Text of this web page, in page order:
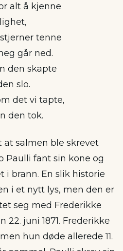
alt å kjenne
tenne
går ned.
den skapte
slo.
det vi tapte,
den tok.
salmen ble skrevet
Paulli fant sin kone og
brann. En slik historie
i et nytt lys, men den er
seg med Frederikke
22. juni 1871. Frederikke
hun døde allerede 11.